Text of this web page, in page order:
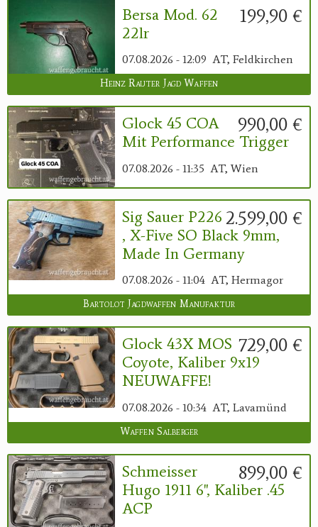
199,90 €
Bersa Mod. 62
22lr
07.08.2026 - 12:09 AT, Feldkirchen
Heinz Rauter Jagd Waffen
990,00 €
Glock 45 COA
Mit Performance Trigger
07.08.2026 - 11:35 AT, Wien
2.599,00 €
Sig Sauer P226
, X-Five SO Black 9mm,
Made In Germany
07.08.2026 - 11:04 AT, Hermagor
Bartolot Jagdwaffen Manufaktur
729,00 €
Glock 43X MOS
Coyote, Kaliber 9x19
NEUWAFFE!
07.08.2026 - 10:34 AT, Lavamünd
Waffen Salberger
899,00 €
Schmeisser
Hugo 1911 6", Kaliber .45
ACP